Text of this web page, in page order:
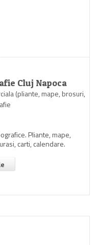
Cluj Napoca
(pliante, mape, brosuri,
Pliante, mape,
carti, calendare.